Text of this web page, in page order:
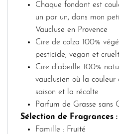
Chaque fondant est
un par un, dans mon
Vaucluse en Provence
Cire de colza 100%
pesticide, vegan et
Cire d’abeille 100%
vauclusien où la
saison et la récolte
Parfum de Grasse sans
Sélection de Fragrances :
Famille : Fruité